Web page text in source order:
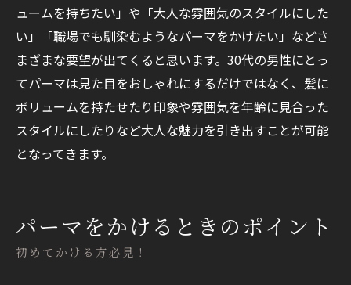
ュームを持ちたい」や「大人な雰囲気のスタイルにした
い」「職場でも馴染むようなパーマをかけたい」などさ
まざまな要望が出てくると思います。30代の男性にとっ
てパーマは見た目をおしゃれにするだけではなく、髪に
ボリュームを持たせたり印象や雰囲気を年齢に見合った
スタイルにしたりなど大人な魅力を引き出すことが可能
となってきます。
パーマをかけるときのポイント
初めてかける方必見！